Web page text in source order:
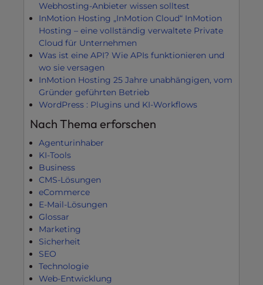
Webhosting-Anbieter wissen solltest
InMotion Hosting „InMotion Cloud“ InMotion
Hosting – eine vollständig verwaltete Private
Cloud für Unternehmen
Was ist eine API? Wie APIs funktionieren und
wo sie versagen
InMotion Hosting 25 Jahre unabhängigen, vom
Gründer geführten Betrieb
WordPress : Plugins und KI-Workflows
Nach Thema erforschen
Agenturinhaber
KI-Tools
Business
CMS-Lösungen
eCommerce
E-Mail-Lösungen
Glossar
Marketing
Sicherheit
SEO
Technologie
Web-Entwicklung